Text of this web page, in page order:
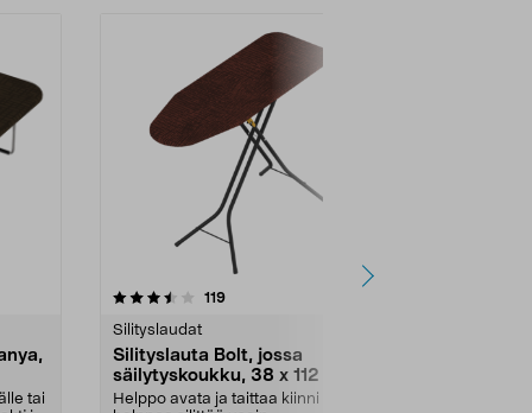
tai
119arvostelut
Silityslaudat
Silityslauta Bolt, jossa
säilytyskoukku, 38 x 112 cm
Helppo avata ja taittaa kiinni –
4.5 viidestä